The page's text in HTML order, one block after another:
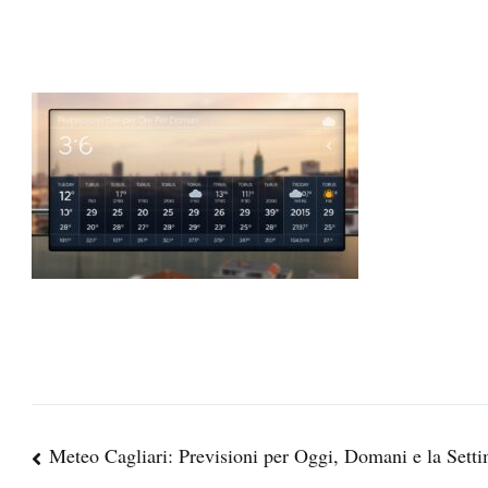
Navigazione
Meteo Cagliari: Previsioni per Oggi, Domani e la